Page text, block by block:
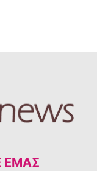
ΕΜΆΣ